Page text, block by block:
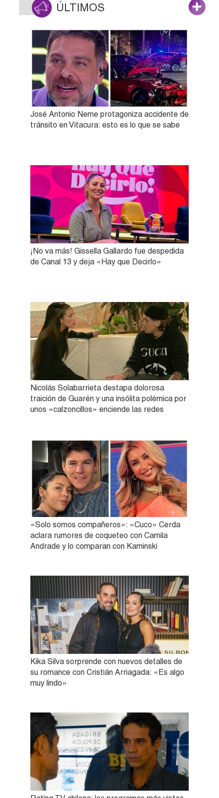
ÚLTIMOS
José Antonio Neme protagoniza accidente de
tránsito en Vitacura: esto es lo que se sabe
¡No va más! Gissella Gallardo fue despedida
de Canal 13 y deja «Hay que Decirlo»
Nicolás Solabarrieta destapa dolorosa
traición de Guarén y una insólita polémica por
unos «calzoncillos» enciende las redes
«Solo somos compañeros»: «Cuco» Cerda
aclara rumores de coqueteo con Camila
Andrade y lo comparan con Kaminski
Kika Silva sorprende con nuevos detalles de
su romance con Cristián Arriagada: «Es algo
muy lindo»